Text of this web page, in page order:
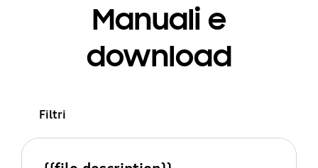
Manuali e
download
Filtri